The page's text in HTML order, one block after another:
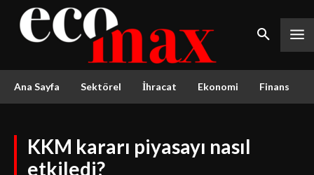
Ana Sayfa Sektörel İhracat Ekonomi Finans
KKM kararı piyasayı nasıl
etkiledi?